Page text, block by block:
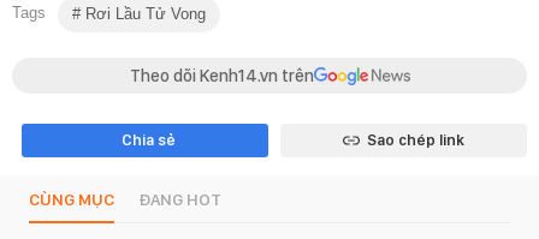
Tags Rơi Lầu Tử Vong
Theo dõi Kenh14.vn trên
Chia sẻ Sao chép link
CÙNG MỤC ĐANG HOT